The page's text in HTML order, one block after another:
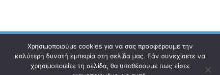
Ηλεκτρονικός Οδηγός Επικοινωνία Όροι χρήσης
Χρησιμοποιούμε cookies για να σας προσφέρουμε την
καλύτερη δυνατή εμπειρία στη σελίδα μας. Εάν συνεχίσετε να
χρησιμοποιείτε τη σελίδα, θα υποθέσουμε πως είστε